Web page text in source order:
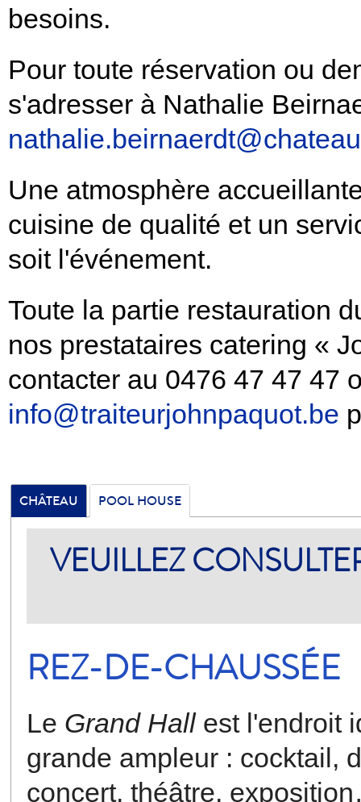
besoins.
Pour toute réservation ou
s'adresser à Nathalie
Une atmosphère
cuisine de qualité et un
soit l'événement.
Toute la partie restauration
nos prestataires catering «
contacter au 0476 47 47 47
info@traiteurjohnpaquot.be
CHÂTEAU POOL HOUSE
VEUILLEZ
REZ-DE-CHAUSSÉE
Le Grand Hallest l'endroit
grande ampleur : cocktail,
concert, théâtre,